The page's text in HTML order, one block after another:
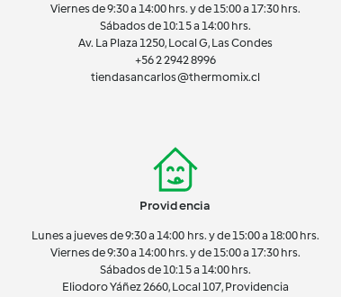
Viernes de 9:30 a 14:00 hrs. y de 15:00 a 17:30 hrs.
Sábados de 10:15 a 14:00 hrs.
Av. La Plaza 1250, Local G, Las Condes
+56 2 2942 8996
tiendasancarlos@thermomix.cl
Providencia
Lunes a jueves de 9:30 a 14:00 hrs. y de 15:00 a 18:00 hrs.
Viernes de 9:30 a 14:00 hrs. y de 15:00 a 17:30 hrs.
Sábados de 10:15 a 14:00 hrs.
Eliodoro Yáñez 2660, Local 107, Providencia